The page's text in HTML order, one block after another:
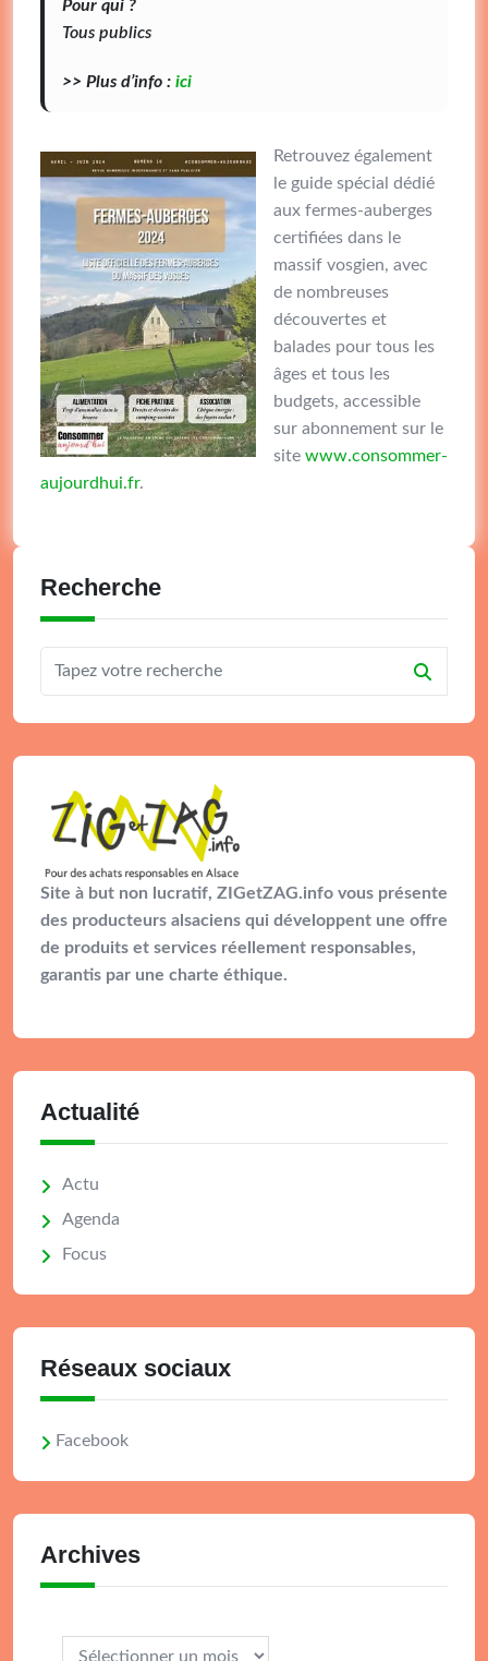
Pour qui ?
Tous publics
>> Plus d’info : ici
Retrouvez également
le guide spécial dédié
aux fermes-auberges
certifiées dans le
massif vosgien, avec
de nombreuses
découvertes et
balades pour tous les
âges et tous les
budgets, accessible
sur abonnement sur le
site www.consommer-
aujourdhui.fr.
Recherche
Site à but non lucratif, ZIGetZAG.info vous présente
des producteurs alsaciens qui développent une offre
de produits et services réellement responsables,
garantis par une charte éthique.
Actualité
Actu
Agenda
Focus
Réseaux sociaux
Facebook
Archives